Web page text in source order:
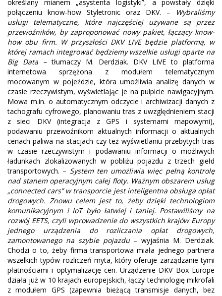
określany mianem „asystenta logistyki”, a powstały dzięki
połączeniu know-how Styletronic oraz DKV. –
Wybraliśmy
usługi telematyczne, które najczęściej używane są przez
przewoźników, by zaproponować nowy pakiet, łączący know-
how obu firm. W przyszłości DKV LIVE będzie platformą, w
której ramach integrować będziemy wszelkie usługi oparte na
Big Data –tłumaczy M. Derdziak. DKV LIVE to platforma
internetowa sprzężona z modułem telematycznym
mocowanym w pojeździe, która umożliwia analizę danych w
czasie rzeczywistym, wyświetlając je na pulpicie nawigacyjnym.
Mowa m.in. o automatycznym odczycie i archiwizacji danych z
tachografu cyfrowego, planowaniu tras z uwzględnieniem stacji
z sieci DKV (integracja z GPS i systemami mapowymi),
podawaniu przewoźnikom aktualnych informacji o aktualnych
cenach paliwa na stacjach czy też wyświetlaniu przebytych tras
w czasie rzeczywistym i podawaniu informacji o możliwych
ładunkach zlokalizowanych w pobliżu pojazdu z trzech giełd
transportowych. – System ten umożliwia więc pełną kontrolę
nad stanem operacyjnym całej floty. Ważnym obszarem usług
„connected cars” w transporcie jest inteligentna obsługa opłat
drogowych. Znowu celem jest to, żeby dzięki technologiom
komunikacyjnym i IoT było łatwiej i taniej. Postawiliśmy na
rozwój EETS, czyli wprowadzenie do wszystkich krajów Europy
jednego urządzenia do rozliczania opłat drogowych,
zamontowanego na szybie pojazdu– wyjaśnia M. Derdziak.
Chodzi o to, żeby firma transportowa miała jednego partnera
wszelkich typów rozliczeń myta, który oferuje zarządzanie tymi
płatnościami i optymalizację cen. Urządzenie DKV Box Europe
działa już w 10 krajach europejskich, łączy technologię mikrofali
z modułem GPS (zapewnia bieżącą transmisje danych, bez